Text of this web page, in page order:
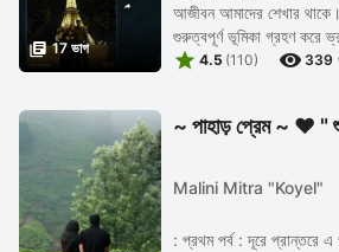
 17 ভাগ
আজীবন আমাদের শেখার
গুরুত্বপূর্ণ ভূমিকা গ্রহণ করে
বেড়ানো। অনেক সময় ...
 4.5 (110)  339
~ পাহাড় প্রেম ~ ❤️ "
Malini Mitra "Koyel"
: প্রথম পর্ব : দূরে প্রান্তরে